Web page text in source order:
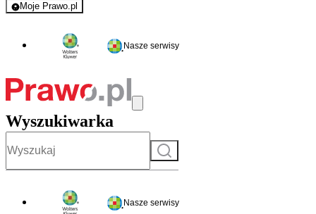
Moje Prawo.pl
- rejestracja i logowanie do serwisu
Nasze serwisy
Wyszukiwarka
Szukaj
Nasze serwisy